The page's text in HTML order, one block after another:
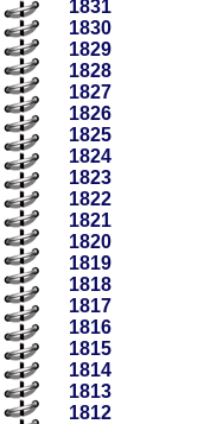
1831
1830
1829
1828
1827
1826
1825
1824
1823
1822
1821
1820
1819
1818
1817
1816
1815
1814
1813
1812